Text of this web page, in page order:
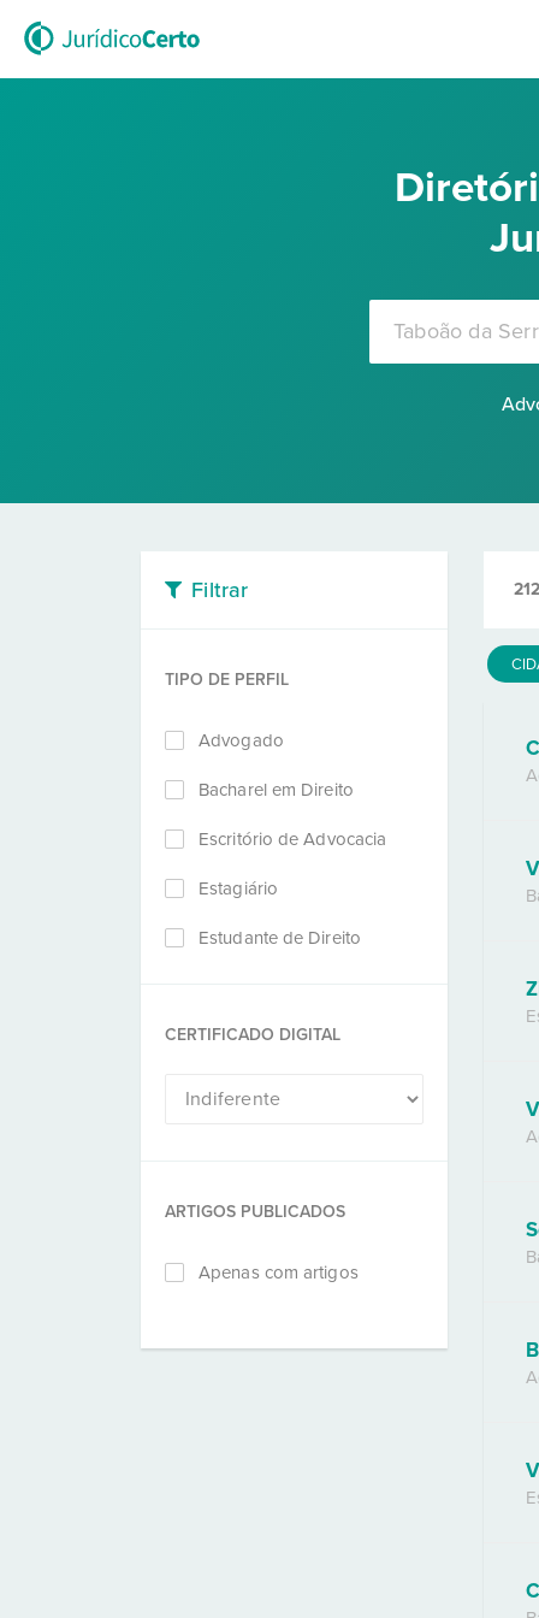
Filtrar
TIPO DE PERFIL
Advogado
Bacharel em Direito
Escritório de Advocacia
Estagiário
Estudante de Direito
CERTIFICADO DIGITAL
ARTIGOS PUBLICADOS
Apenas com artigos
212